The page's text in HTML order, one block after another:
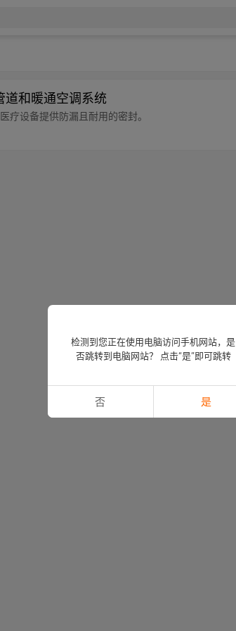
道和暖通空调系统
疗设备提供防漏且耐用的密封。
检测到您正在使用电脑访问手机网站，是
否跳转到电脑网站？ 点击“是”即可跳转
否 是